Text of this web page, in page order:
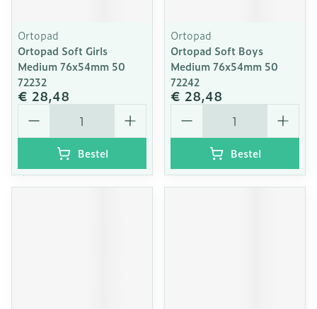
Ortopad
Ortopad Soft Girls
Medium 76x54mm 50
72232
€ 28,48
Aantal
Bestel
Ortopad
Ortopad Soft Boys
Medium 76x54mm 50
72242
€ 28,48
Aantal
Bestel